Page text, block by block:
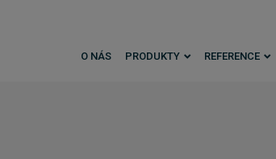
O NÁS PRODUKTY REFERENCE